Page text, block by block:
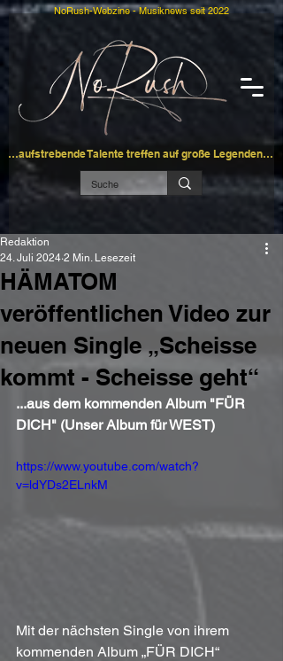
…aufstrebende Talente treffen auf große Legenden…
NoRush-Webzine - Musiknews seit 2022
HÄMATOM
veröffentlichen Video zur
neuen Single „Scheisse
kommt - Scheisse geht“
Redaktion
24. Juli 2024 2 Min. Lesezeit
...aus dem kommenden Album "FÜR
DICH" (Unser Album für WEST)
https://www.youtube.com/watch?
v=ldYDs2ELnkM
Mit der nächsten Single von ihrem
kommenden Album „FÜR DICH“